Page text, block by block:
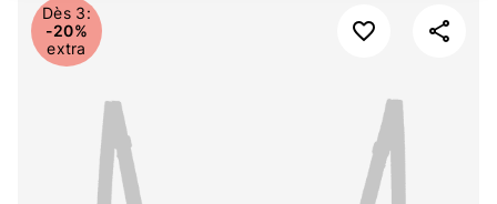
Dès 3:
-20%
extra